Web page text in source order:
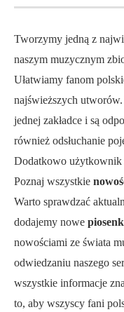
Tworzymy jedną z
naszym muzycznym
Ułatwiamy fanom
najświeższych utworów.
jednej zakładce i są
również odsłuchanie
Dodatkowo użytkownik
Poznaj wszystkie
Warto sprawdzać
dodajemy nowe
nowościami ze świata
odwiedzaniu naszego
wszystkie informacje
to, aby wszyscy fani